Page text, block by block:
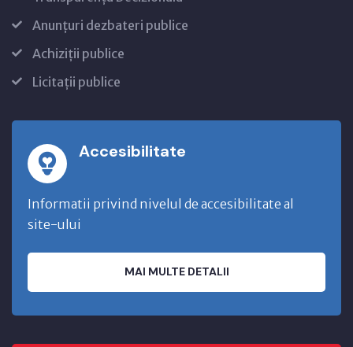
Anunțuri dezbateri publice
Achiziții publice
Licitații publice
Accesibilitate
Informatii privind nivelul de accesibilitate al
site-ului
MAI MULTE DETALII